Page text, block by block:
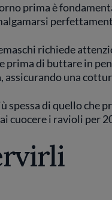
prima è
richiede
prima di buttare in
assicurando una
spessa di quello che
cuocere i ravioli per